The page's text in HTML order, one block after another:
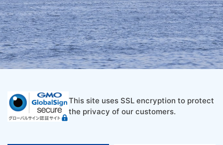
ウェディング
Wedding
船・航路について
Ship
お問い合わせ
This site uses SSL encryption to protect
the privacy of our customers.